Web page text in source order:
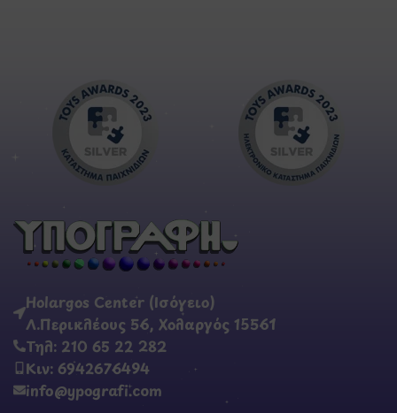
Holargos Center (Ισόγειο)
Λ.Περικλέους 56, Χολαργός 15561
Τηλ: 210 65 22 282
Κιν: 6942676494
info@ypografi.com